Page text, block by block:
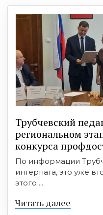
Трубчевский
региональном
конкурса
По информации
интерната, это уже
этого ...
Читать далее